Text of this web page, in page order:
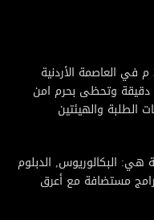
تأسست جامعة الشرق الأوسط عام 2005 م في العاصمة الأردنية
عمان, وتبعد عن مركز المدينة ما يقرب 15 دقيقة وتحظى بحرم امن
الطلبة والهيئتين
3 برامج أكاديمية هي: البكالوريوس, الدبلوم
مستضافة مع أعرق